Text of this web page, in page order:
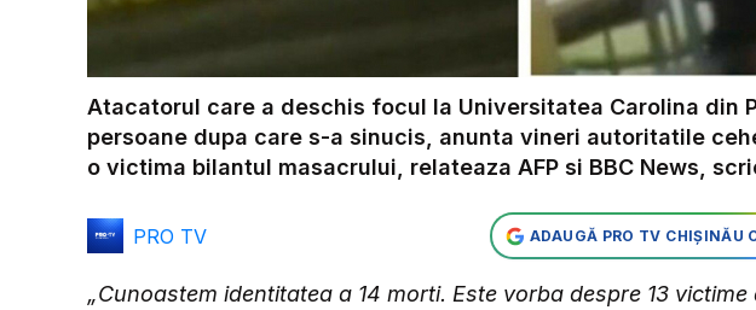
Atacatorul care a deschis focul la Universitatea Carolina din
persoane dupa care s-a sinucis, anunta vineri autoritatile
o victima bilantul masacrului, relateaza AFP si BBC News,
PRO TV ADAUGĂ PRO TV CHIȘINĂU
„Cunoastem identitatea a 14 morti. Este vorba despre 13